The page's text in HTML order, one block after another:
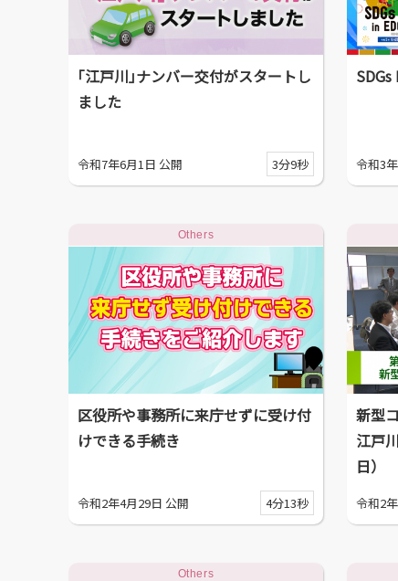
｢江戸川｣ナンバー交付がスタートし
ました
令和7年6月1日 公開 3分9秒 令和3
Others
区役所や事務所に来庁せずに受け付
けできる手続き
令和2年4月29日 公開 4分13秒
新型
江戸
日）
令和2
Others